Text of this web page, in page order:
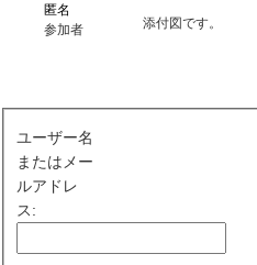
匿名
参加者
添付図です。
ユーザー名
またはメー
ルアドレ
ス: